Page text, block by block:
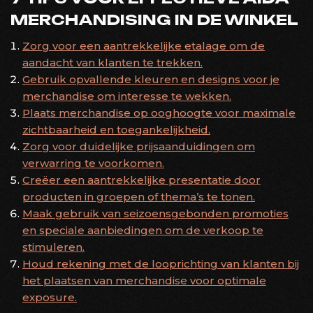
MERCHANDISING IN DE WINKEL
Zorg voor een aantrekkelijke etalage om de
aandacht van klanten te trekken.
Gebruik opvallende kleuren en designs voor je
merchandise om interesse te wekken.
Plaats merchandise op ooghoogte voor maximale
zichtbaarheid en toegankelijkheid.
Zorg voor duidelijke prijsaanduidingen om
verwarring te voorkomen.
Creëer een aantrekkelijke presentatie door
producten in groepen of thema’s te tonen.
Maak gebruik van seizoensgebonden promoties
en speciale aanbiedingen om de verkoop te
stimuleren.
Houd rekening met de looprichting van klanten bij
het plaatsen van merchandise voor optimale
exposure.